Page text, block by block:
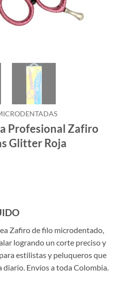
Profesional Zafiro
Glitter Roja
Zafiro de filo microdentado,
logrando un corte preciso y
estilistas y peluqueros que
Envíos a toda Colombia.